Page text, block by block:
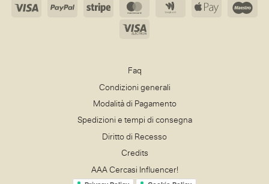
Visa PayPal Stripe MasterCardGoogleApple
Visa
Faq
Condizioni generali
Modalità di Pagamento
Spedizioni e tempi di consegna
Diritto di Recesso
Credits
AAA Cercasi Influencer!